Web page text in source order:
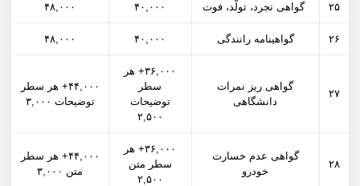
۲۵ گواهی تجرد، تولّد، فوت ۴۰,۰۰۰ ۴۸,۰۰۰
۲۶ گواهینامه رانندگی ۴۰,۰۰۰ ۴۸,۰۰۰
۲۷
گواهی ریز نمرات
دانشگاهی
۳۶,۰۰۰+ هر
سطر
توضیحات
۲,۵۰۰
۴۴,۰۰۰+ هر سطر
توضیحات ۳,۰۰۰
۲۸
گواهی عدم خسارت
خودرو
۳۶,۰۰۰+ هر
سطر متن
۲,۵۰۰
۴۴,۰۰۰+ هر سطر
متن ۳,۰۰۰